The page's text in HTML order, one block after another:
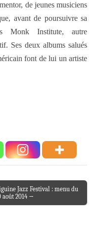
de jeunes musiciens
avant de poursuivre sa
Monk Institute, autre
Ses deux albums salués
font de lui un artiste
Jazz Festival : menu du
août 2014 →